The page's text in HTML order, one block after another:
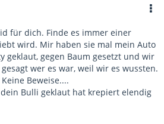
für dich. Finde es immer einer
wird. Mir haben sie mal mein Auto
geklaut, gegen Baum gesetzt und wir
wer es war, weil wir es wussten.
Beweise....
Bulli geklaut hat krepiert elendig